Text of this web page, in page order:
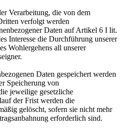
Verarbeitung, die von dem
verfolgt werden
Daten auf Artikel 6 I lit.
Interesse die Durchführung unserer
Wohlergehens all unserer
Daten gespeichert werden
Speicherung von
jeweilige gesetzliche
der Frist werden die
gelöscht, sofern sie nicht mehr
erforderlich sind.